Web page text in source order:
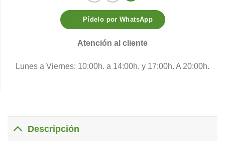
Pídelo por WhatsApp
Atención al cliente
Lunes a Viernes: 10:00h. a 14:00h. y 17:00h. A 20:00h.
Descripción